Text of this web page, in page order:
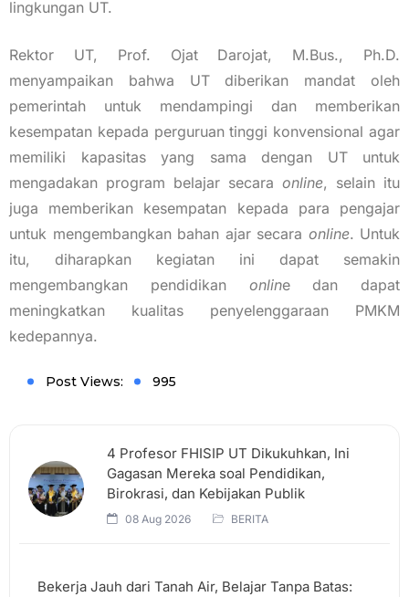
lingkungan UT.
Rektor UT, Prof. Ojat Darojat, M.Bus., Ph.D.
menyampaikan bahwa UT diberikan mandat oleh
pemerintah untuk mendampingi dan memberikan
kesempatan kepada perguruan tinggi konvensional agar
memiliki kapasitas yang sama dengan UT untuk
mengadakan program belajar secara online, selain itu
juga memberikan kesempatan kepada para pengajar
untuk mengembangkan bahan ajar secara online. Untuk
itu, diharapkan kegiatan ini dapat semakin
mengembangkan pendidikan online dan dapat
meningkatkan kualitas penyelenggaraan PMKM
kedepannya.
Post Views: 995
4 Profesor FHISIP UT Dikukuhkan, Ini
Gagasan Mereka soal Pendidikan,
Birokrasi, dan Kebijakan Publik
08 Aug 2026 BERITA
Bekerja Jauh dari Tanah Air, Belajar Tanpa Batas: